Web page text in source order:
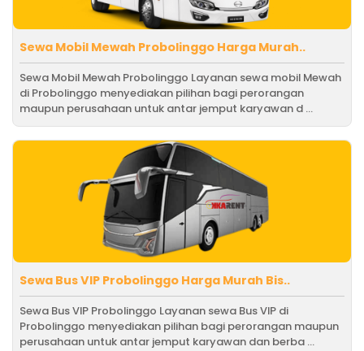
Sewa Mobil Mewah Probolinggo Harga Murah..
Sewa Mobil Mewah Probolinggo Layanan sewa mobil Mewah
di Probolinggo menyediakan pilihan bagi perorangan
maupun perusahaan untuk antar jemput karyawan d ...
Sewa Bus VIP Probolinggo Harga Murah Bis..
Sewa Bus VIP Probolinggo Layanan sewa Bus VIP di
Probolinggo menyediakan pilihan bagi perorangan maupun
perusahaan untuk antar jemput karyawan dan berba ...